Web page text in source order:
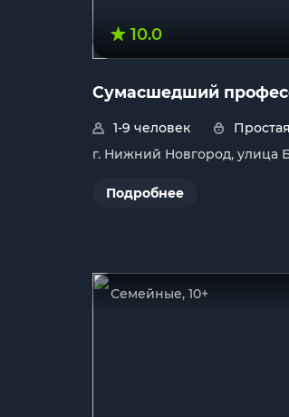
10.0
Сумасшедший
1-9 человек
г. Нижний Новгород, улица
Подробнее
Семейные, 10+